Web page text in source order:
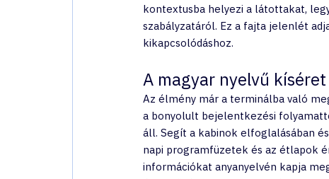
kontextusba helyezi a látottakat,
szabályzatáról. Ez a fajta jelenlét
kikapcsolódáshoz.
A magyar nyelvű
Az élmény már a terminálba való
a bonyolult bejelentkezési
áll. Segít a kabinok elfoglalásában
napi programfüzetek és az étlapok
információkat anyanyelvén kapja